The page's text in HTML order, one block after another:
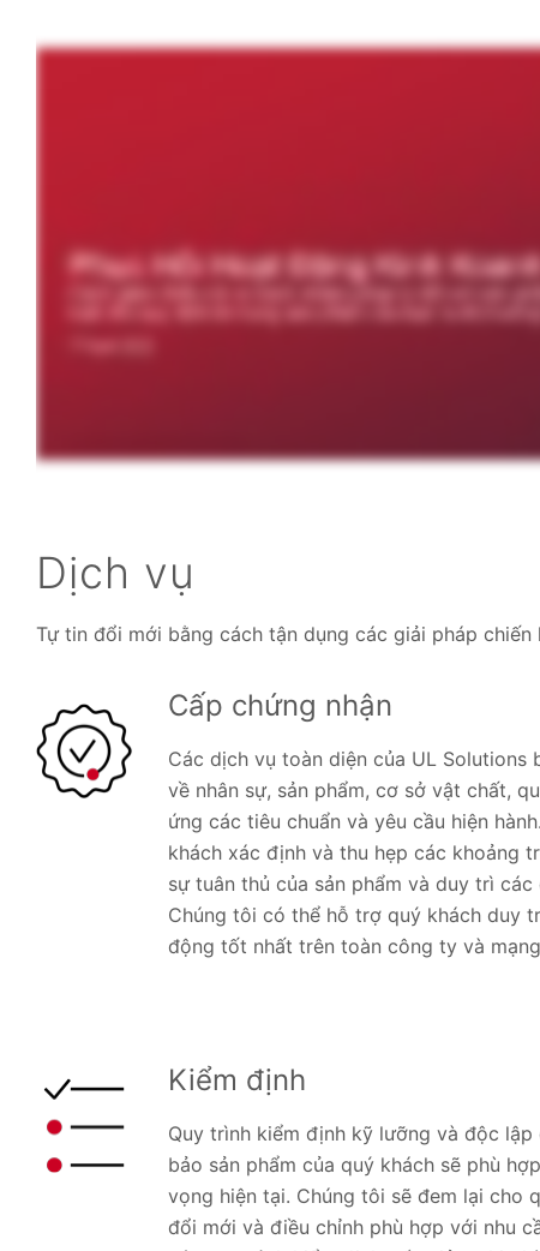
Dịch vụ
Tự tin đổi mới bằng cách tận dụng các giải pháp
Cấp chứng nhận
Các dịch vụ toàn diện của UL Solutions
về nhân sự, sản phẩm, cơ sở vật chất,
ứng các tiêu chuẩn và yêu cầu hiện
khách xác định và thu hẹp các khoảng
sự tuân thủ của sản phẩm và duy trì
Chúng tôi có thể hỗ trợ quý khách duy
động tốt nhất trên toàn công ty và
Kiểm định
Quy trình kiểm định kỹ lưỡng và độc lập
bảo sản phẩm của quý khách sẽ phù
vọng hiện tại. Chúng tôi sẽ đem lại cho
đổi mới và điều chỉnh phù hợp với nhu